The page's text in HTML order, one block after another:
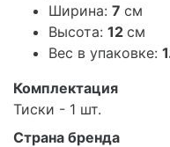
Ширина: 7 см
Высота: 12 см
Вес в упаковке:
Комплектация
Тиски - 1 шт.
Страна бренда